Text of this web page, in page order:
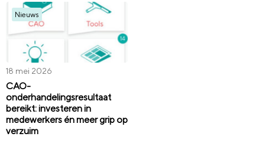
Nieuws
18 mei 2026
CAO-
onderhandelingsresultaat
bereikt: investeren in
medewerkers én meer grip op
verzuim